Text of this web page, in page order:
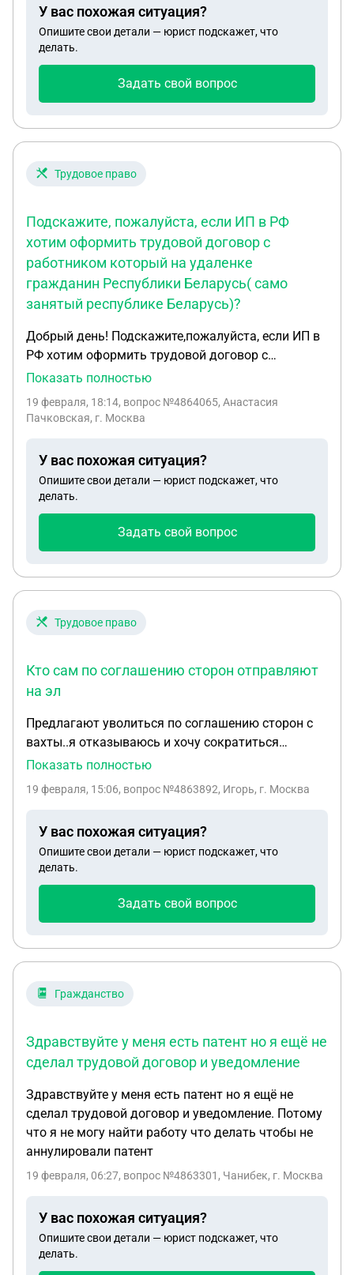
Индексацию нужно проводить только на оклад по
полной ставке или можно сразу на оклад 0,5? У
нас оклад за 0,5 ставки 35 000, за 5 дней в неделю
по 4 часа работы в день. По факту человек так и
У вас похожая ситуация?
Опишите свои детали — юрист подскажет, что
делать.
Задать свой вопрос
Трудовое право
Подскажите, пожалуйста, если ИП в РФ
хотим оформить трудовой договор с
работником который на удаленке
гражданин Республики Беларусь( само
занятый республике Беларусь)?
Добрый день! Подскажите,пожалуйста, если ИП в
РФ хотим оформить трудовой договор с
работником который на удаленке гражданин
Беларусь) ? Возможно это не трудовой договор а
Показать полностью
19 февраля, 18:14, вопрос №4864065, Анастасия
Пачковская, г. Москва
У вас похожая ситуация?
Опишите свои детали — юрист подскажет, что
делать.
Задать свой вопрос
Трудовое право
Кто сам по соглашению сторон отправляют
на эл
Предлагают уволиться по соглашению сторон с
вахты..я отказываюсь и хочу сократиться
говорят что надо ехать в контору в г.мирный
сокращении..можно ли как то дистанционно это
есть какие то другие способы?кто сам по
соглашению сторон отправляют на эл.почту
уведомление подписываешь присылаешь скан
нужно личное присутствие для подписания
Показать полностью
19 февраля, 15:06, вопрос №4863892, Игорь, г. Москва
У вас похожая ситуация?
Опишите свои детали — юрист подскажет, что
делать.
Задать свой вопрос
Гражданство
Здравствуйте у меня есть патент но я ещё не
сделал трудовой договор и уведомление
Здравствуйте у меня есть патент но я ещё не
сделал трудовой договор и уведомление. Потому
что я не могу найти работу что делать чтобы не
аннулировали патент
19 февраля, 06:27, вопрос №4863301, Чанибек, г. Москва
У вас похожая ситуация?
Опишите свои детали — юрист подскажет, что
делать.